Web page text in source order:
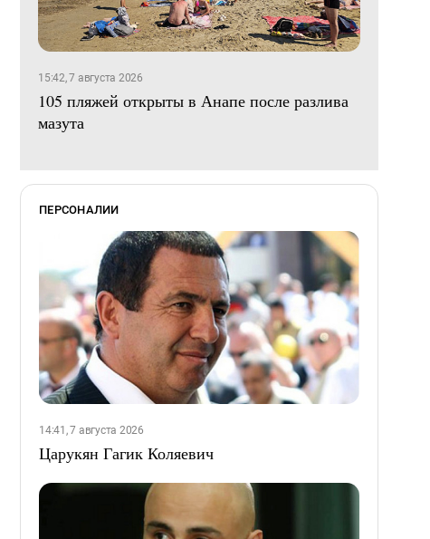
15:42, 7 августа 2026
105 пляжей открыты в Анапе после разлива
мазута
ПЕРСОНАЛИИ
14:41, 7 августа 2026
Царукян Гагик Коляевич